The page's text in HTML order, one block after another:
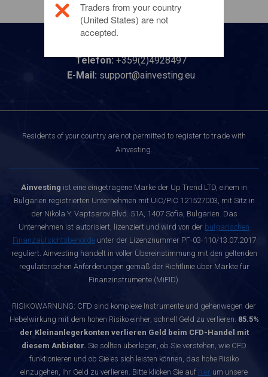
Kontaktieren Sie uns
Telefon:+359(2)4928497
E-Mail: support@ainvesting.eu
Residents of your country are not permitted to register to trade with
Ainvesting.
Ainvesting ist eine eingetragene Marke der Up Trend LTD, einem in
Bulgarien registrierten Unternehmen mit UIC/PIC 121527003, mit Sitz in
der Nikola Y. Vaptsarov Blvd. 51A, 1407 Sofia, Bulgarien. Das
Unternehmen ist autorisiert, lizenziert und wird von der bulgarischen
Finanzaufsichtsbehördeunter der Lizenznummer РГ-03-110/13.07.2017
reguliert. Ainvesting handelt in voller Übereinstimmung mit den geltenden
regulatorischen Anforderungen gemäß der Richtlinie über Märkte für
Finanzinstrumente (MiFID).
RISIKOWARNUNG: CFD sind komplexe Instrumente und gehenwegen der
Hebelwirkung mit dem hohen Risiko einher, schnell Geld zu verlieren. 85.5%
der Kleinanlegerkonten verlieren Geld beim CFD-Handel mit
diesem Anbieter. Sie sollten überlegen, ob Sie verstehen, wie CFD
funktionieren und ob Sie es sich leisten können, das hohe Risiko
einzugehen, Ihr Geld zu verlieren. Bitte klicken Sie auf hier um unsere
Traders from your country
(United States) are not
accepted.